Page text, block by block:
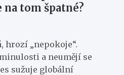
na tom špatné?
hrozí „nepokoje“.
a neumějí se
sužuje globální